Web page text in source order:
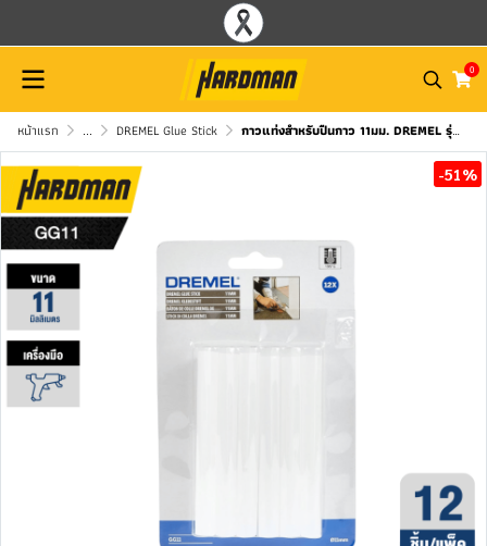
0
หน้าแรก ... DREMEL Glue Stick กาวแท่งสำหรับปืนกาว 11มม. DREMEL รุ่น GG11 (แพคละ 12 ชิ้น)
-51%